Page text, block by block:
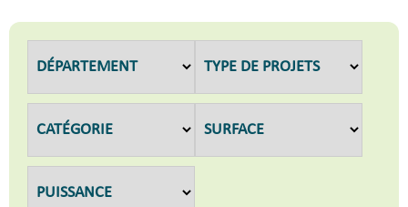
DÉPARTEMENT TYPE DE PROJETS
CATÉGORIE SURFACE
PUISSANCE